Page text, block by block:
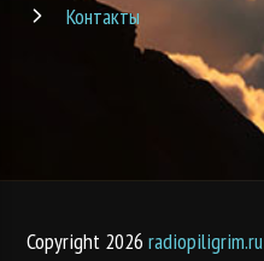
Контакты
Copyright 2026radiopiligrim.ru